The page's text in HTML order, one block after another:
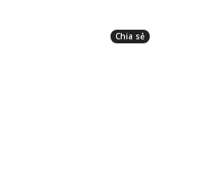
Chia sẻ